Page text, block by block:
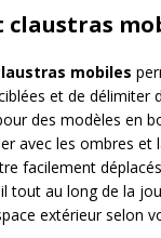
claustras
mobiles
et de délimiter
des modèles en
avec les ombres et
facilement
tout au long de la
extérieur selon